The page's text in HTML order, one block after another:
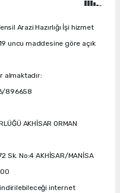
Arazi Hazırlığı İşi hizmet
uncu maddesine göre açık
almaktadır:
896658
AKHİSAR ORMAN
No:4 AKHİSAR/MANİSA
indirilebileceği internet